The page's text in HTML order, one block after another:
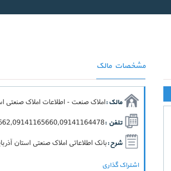
مشخصات مالک
مالک :املاک صنعت - اطلاعات املاک صنعتی
تلفن :
شرح :بانک اطلاعاتی املاک صنعتی استان
اشتراک گذاری